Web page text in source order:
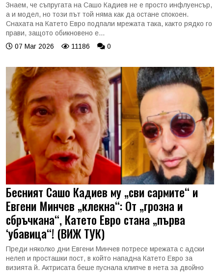
Знаем, че съпругата на Сашо Кадиев не е просто инфлуенсър,
а и модел, но този път той няма как да остане спокоен.
Снахата на Катето Евро подпали мрежата така, както рядко го
прави, защото обикновено е...
07 Mar 2026
11186 0
Бесният Сашо Кадиев му „сви сармите“ и
Евгени Минчев „клекна“: От „грозна и
сбръчкана“, Катето Евро стана „първа
‘убавица“! (ВИЖ ТУК)
Преди няколко дни Евгени Минчев потресе мрежата с адски
нелеп и просташки пост, в който нападна Катето Евро за
визията й. Актрисата беше пуснала клипче в нета за двойно